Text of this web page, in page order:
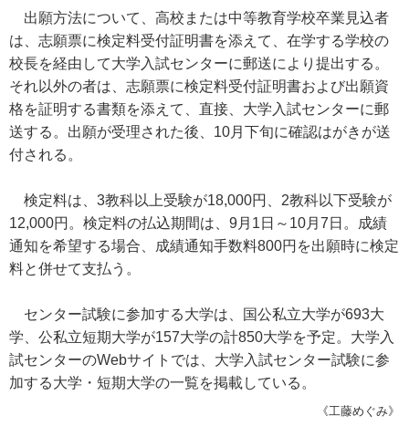
出願方法について、高校または中等教育学校卒業見込者
は、志願票に検定料受付証明書を添えて、在学する学校の
校長を経由して大学入試センターに郵送により提出する。
それ以外の者は、志願票に検定料受付証明書および出願資
格を証明する書類を添えて、直接、大学入試センターに郵
送する。出願が受理された後、10月下旬に確認はがきが送
付される。
検定料は、3教科以上受験が18,000円、2教科以下受験が
12,000円。検定料の払込期間は、9月1日～10月7日。成績
通知を希望する場合、成績通知手数料800円を出願時に検定
料と併せて支払う。
センター試験に参加する大学は、国公私立大学が693大
学、公私立短期大学が157大学の計850大学を予定。大学入
試センターのWebサイトでは、大学入試センター試験に参
加する大学・短期大学の一覧を掲載している。
《工藤めぐみ》